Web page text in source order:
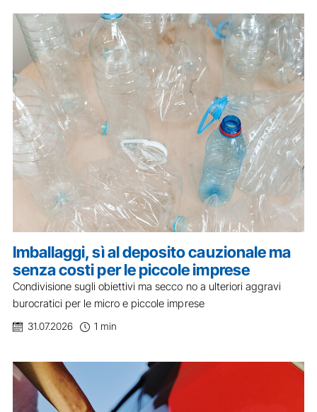
Imballaggi, sì al deposito cauzionale ma
senza costi per le piccole imprese
Condivisione sugli obiettivi ma secco no a ulteriori aggravi
burocratici per le micro e piccole imprese
31.07.2026 1 min